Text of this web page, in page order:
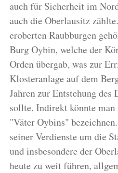
auch für Sicherheit im
auch die Oberlausitz
eroberten Raubburgen
Burg Oybin, welche der
Orden übergab, was zur
Klosteranlage auf dem
Jahren zur Entstehung
sollte. Indirekt könnte
"Väter Oybins"
seiner Verdienste um die
und insbesondere der
heute zu weit führen,